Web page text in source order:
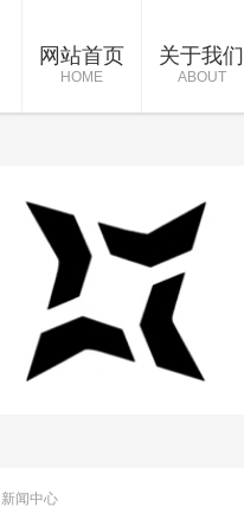
网站首页
HOME
关于我们
ABOUT
新闻中心